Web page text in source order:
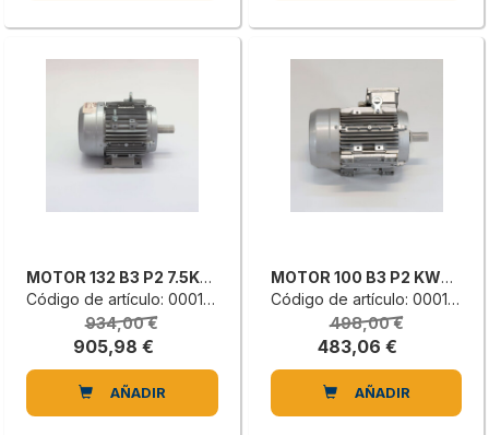
MOTOR 132 B3 P2 7.5KW 400/690V
Código de artículo: 0001338993G
934,00 €
905,98 €
AÑADIR
MOTOR 100 B3 P2 KW4 V400/690EU
Código de artículo: 0001337809G
498,00 €
483,06 €
AÑADIR